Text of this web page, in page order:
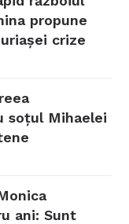
propune
crize
soțul Mihaelei
ani: Sunt